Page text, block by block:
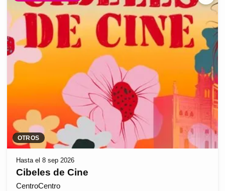
OTROS
Hasta el 8 sep 2026
Cibeles de Cine
CentroCentro